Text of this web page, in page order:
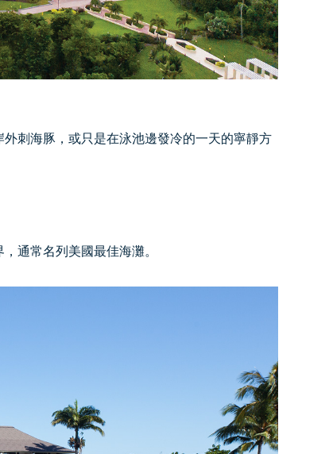
刺海豚，或只是在泳池邊發冷的一天的寧靜方
通常名列美國最佳海灘。